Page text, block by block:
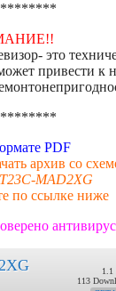
это
привести к
PDF
архив со
MAD2XG
по ссылке ниже
113